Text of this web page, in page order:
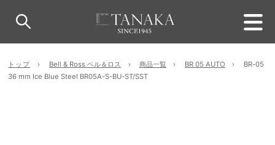
トップ Bell & Ross ベル＆ロス 商品一覧 BR 05 AUTO
BR-05
36 mm Ice Blue Steel BR05A-S-BU-ST/SST